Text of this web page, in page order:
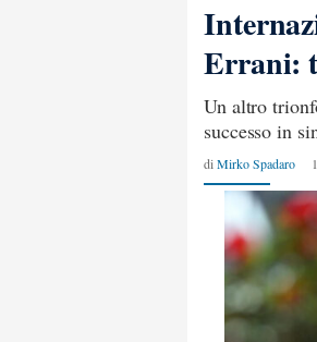
Errani:
Un altro
successo in
di Mirko Spadaro